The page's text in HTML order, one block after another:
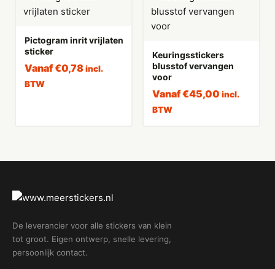
Pictogram inrit vrijlaten
sticker
Vanaf€0,78 incl.
BTW
Keuringsstickers
blusstof vervangen
voor
Vanaf€45,00 incl.
BTW
De leverancier voor alle stickers van klein
tot groot. Eigen ontwerp, snelle levering,
persoonlijk contact.